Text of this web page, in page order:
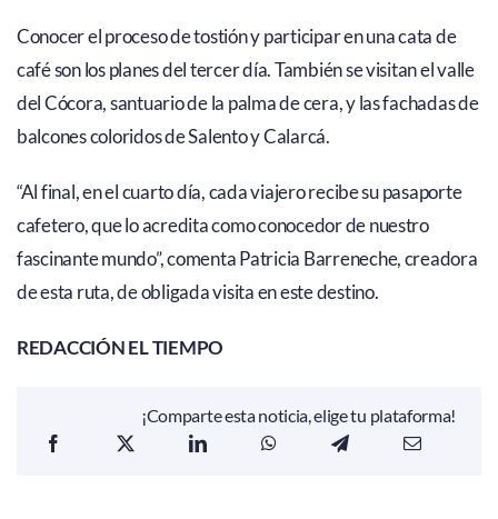
Conocer el proceso de tostión y participar en una cata de
café son los planes del tercer día. También se visitan el valle
del Cócora, santuario de la palma de cera, y las fachadas de
balcones coloridos de Salento y Calarcá.
“Al final, en el cuarto día, cada viajero recibe su pasaporte
cafetero, que lo acredita como conocedor de nuestro
fascinante mundo”, comenta Patricia Barreneche, creadora
de esta ruta, de obligada visita en este destino.
REDACCIÓN EL TIEMPO
¡Comparte esta noticia, elige tu plataforma!